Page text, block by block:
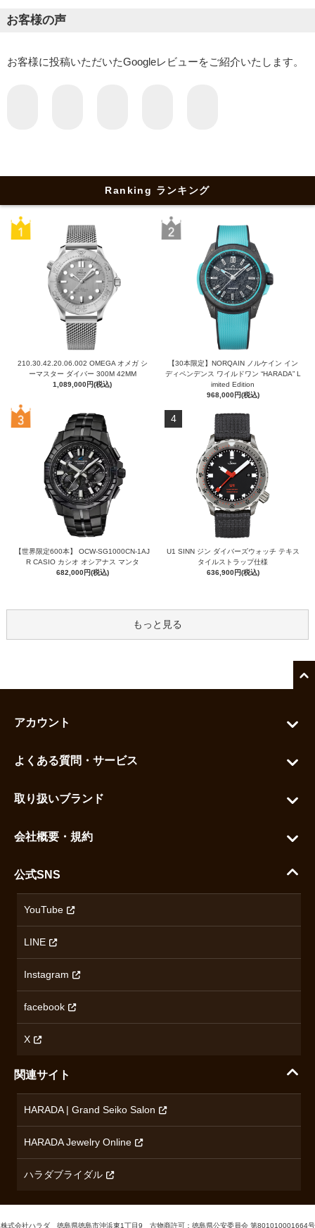
お客様の声
お客様に投稿いただいたGoogleレビューをご紹介いたします。
Ranking ランキング
210.30.42.20.06.002 OMEGA オメガ シ
ーマスター ダイバー 300M 42MM
1,089,000円(税込)
【30本限定】NORQAIN ノルケイン イン
ディペンデンス ワイルドワン “HARADA” L
imited Edition
968,000円(税込)
【世界限定600本】 OCW-SG1000CN-1AJ
R CASIO カシオ オシアナス マンタ
682,000円(税込)
4
U1 SINN ジン ダイバーズウォッチ テキス
タイルストラップ仕様
636,900円(税込)
もっと見る
アカウント
お気に入りを見る
よくある質問・サービス
ご利用ガイド
配送・送料について
ハラダの保証とアフターサービス
取り扱いブランド
セイコー
カシオ
オリエントスター
ロンジン
チューダー
ブランド一覧を見る
会社概要・規約
沿革
プライバシーポリシー
無断転載・商用利用について
コンテンツ制作ポリシーおよび生成AIの利用指針
公式SNS
YouTube
LINE
Instagram
facebook
X
関連サイト
HARADA | Grand Seiko Salon
HARADA Jewelry Online
ハラダブライダル
株式会社ハラダ 徳島県徳島市沖浜東1丁目9 古物商許可：徳島県公安委員会 第801010001664号